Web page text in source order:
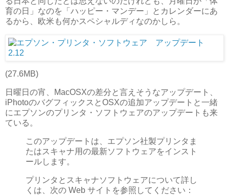
育の日」なのを「ハッピー・マンデー」とカレンダーにあ
るから、欧米も何かスペシャルディなのかしら。
(27.6MB)
日曜日の宵、MacOSXの差分と言えそうなアップデート、
iPhotoのバグフィックスとOSXの追加アップデートと一緒
にエプソンのプリンタ・ソフトウェアのアップデートも来
ている。
このアップデートは、エプソン社製プリンタま
たはスキャナ用の最新ソフトウェアをインスト
ールします。
プリンタとスキャナソフトウェアについて詳し
くは、次の Web サイトを参照してください：